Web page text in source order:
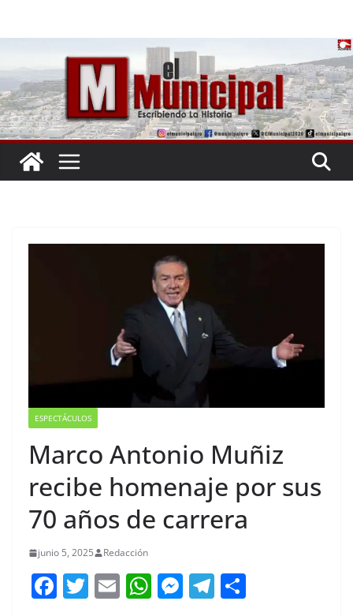
ESPECTÁCULOS
Marco Antonio Muñiz
recibe homenaje por sus
70 años de carrera
junio 5, 2025 Redacción
F T E W M T